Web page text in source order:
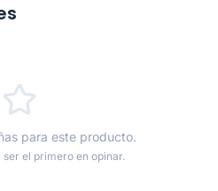
para este producto.
ser el primero en opinar.